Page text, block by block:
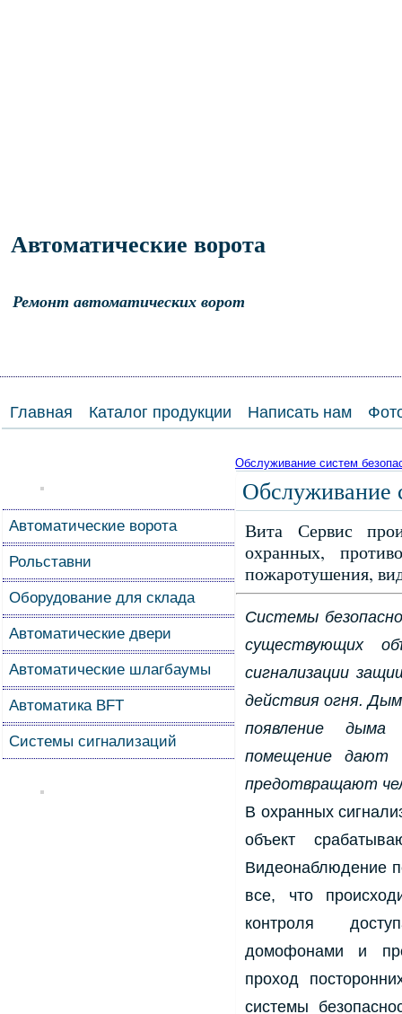
Автоматические ворота
Ремонт автоматических ворот
Главная Каталог продукции Написать нам
Автоматические ворота
Рольставни
Оборудование для склада
Автоматические двери
Автоматические шлагбаумы
Автоматика BFT
Системы сигнализаций
Обслуживание систем
Обслуживание
Вита Сервис
охранных,
пожаротушения,
Системы
существующих
сигнализации
действия огня.
появление
помещение дают
предотвращают
В охранных
объект
Видеонаблюдение
все, что
контроля
домофонами и
проход
системы